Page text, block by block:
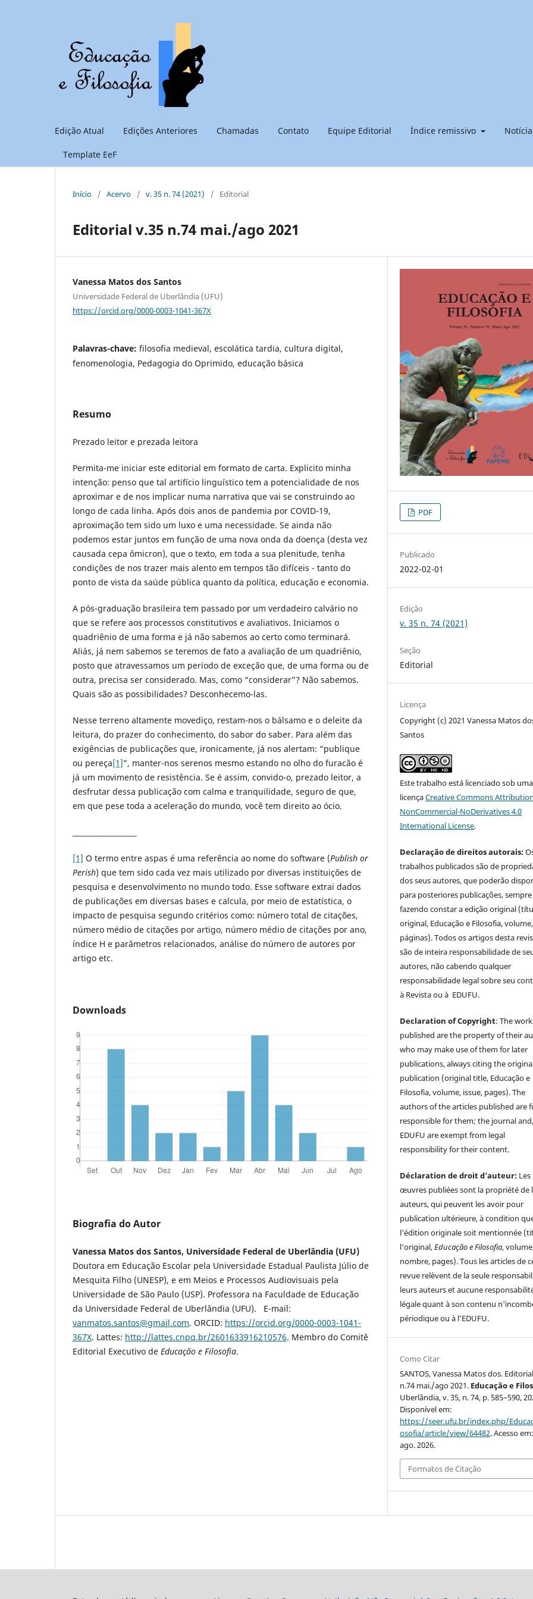
Edição Atual Edições Anteriores Chamadas Contato Equipe Editorial Índice remissivo
Template EeF
Início / Acervo / v. 35 n. 74 (2021) / Editorial
Editorial v.35 n.74 mai./ago 2021
Vanessa Matos dos Santos
Universidade Federal de Uberlândia (UFU)
https://orcid.org/0000-0003-1041-367X
Palavras-chave: filosofia medieval, escolática tardia, cultura digital,
fenomenologia, Pedagogia do Oprimido, educação básica
Resumo
Prezado leitor e prezada leitora
Permita-me iniciar este editorial em formato de carta. Explicito minha
intenção: penso que tal artifício linguístico tem a potencialidade de nos
aproximar e de nos implicar numa narrativa que vai se construindo ao
longo de cada linha. Após dois anos de pandemia por COVID-19,
aproximação tem sido um luxo e uma necessidade. Se ainda não
podemos estar juntos em função de uma nova onda da doença (desta vez
causada cepa ômicron), que o texto, em toda a sua plenitude, tenha
condições de nos trazer mais alento em tempos tão difíceis - tanto do
ponto de vista da saúde pública quanto da política, educação e economia.
A pós-graduação brasileira tem passado por um verdadeiro calvário no
que se refere aos processos constitutivos e avaliativos. Iniciamos o
quadriênio de uma forma e já não sabemos ao certo como terminará.
Aliás, já nem sabemos se teremos de fato a avaliação de um quadriênio,
posto que atravessamos um período de exceção que, de uma forma ou de
outra, precisa ser considerado. Mas, como “considerar”? Não sabemos.
Quais são as possibilidades? Desconhecemo-las.
Nesse terreno altamente movediço, restam-nos o bálsamo e o deleite da
leitura, do prazer do conhecimento, do sabor do saber. Para além das
exigências de publicações que, ironicamente, já nos alertam: “publique
ou pereça[1]”, manter-nos serenos mesmo estando no olho do furacão é
já um movimento de resistência. Se é assim, convido-o, prezado leitor, a
desfrutar dessa publicação com calma e tranquilidade, seguro de que,
em que pese toda a aceleração do mundo, você tem direito ao ócio.
[1] O termo entre aspas é uma referência ao nome do software (Publish or
Perish) que tem sido cada vez mais utilizado por diversas instituições de
pesquisa e desenvolvimento no mundo todo. Esse software extrai dados
de publicações em diversas bases e calcula, por meio de estatística, o
impacto de pesquisa segundo critérios como: número total de citações,
número médio de citações por artigo, número médio de citações por ano,
índice H e parâmetros relacionados, análise do número de autores por
artigo etc.
Downloads
Biografia do Autor
Vanessa Matos dos Santos, Universidade Federal de Uberlândia (UFU)
Doutora em Educação Escolar pela Universidade Estadual Paulista Júlio de
Mesquita Filho (UNESP), e em Meios e Processos Audiovisuais pela
Universidade de São Paulo (USP). Professora na Faculdade de Educação
da Universidade Federal de Uberlândia (UFU). E-mail:
vanmatos.santos@gmail.com. ORCID: https://orcid.org/0000-0003-1041-
367X. Lattes: http://lattes.cnpq.br/2601633916210576. Membro do Comitê
Editorial Executivo de Educação e Filosofia.
PDF
Publicado
2022-02-01
Edição
v. 35 n. 74 (2021)
Seção
Editorial
Licença
Copyright (c) 2021 Vanessa Matos
Santos
Este trabalho está licenciado sob uma
licençaCreative Commons
NonCommercial-NoDerivatives 4.0
International License.
Declaração de direitos autorais:
trabalhos publicados são de
dos seus autores, que poderão
para posteriores publicações, sempre
fazendo constar a edição original
original, Educação e Filosofia,
páginas). Todos os artigos desta
são de inteira responsabilidade de
autores, não cabendo qualquer
responsabilidade legal sobre seu
à Revista ou à EDUFU.
Declaration of Copyright: The
published are the property of their
who may make use of them for later
publications, always citing the
publication (original title, Educação e
Filosofia, volume, issue, pages). The
authors of the articles published are
responsible for them; the journal
EDUFU are exempt from legal
responsibility for their content.
Déclaration de droit d’auteur: Les
œuvres publiées sont la propriété de
auteurs, qui peuvent les avoir pour
publication ultérieure, à condition
l'édition originale soit mentionnée
l'original,Educação e Filosofia,
nombre, pages). Tous les articles de
revue relèvent de la seule
leurs auteurs et aucune
légale quant à son contenu
périodique ou à l’EDUFU.
Como Citar
SANTOS, Vanessa Matos dos.
n.74 mai./ago 2021. Educação e
Uberlândia, v. 35, n. 74, p. 585–590,
Disponível em:
https://seer.ufu.br/index.php/
osofia/article/view/64482. Acesso
ago. 2026.
Formatos de Citação